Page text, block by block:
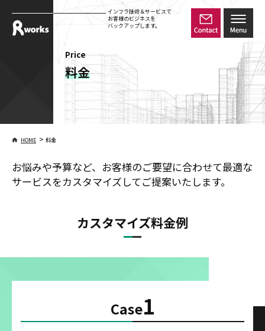
インフラ技術＆サービスで
お客様のビジネスを
バックアップします。
Price
料金
HOME > 料金
お悩みや予算など、お客様のご要望に合わせて最適な
サービスをカスタマイズしてご提案いたします。
カスタマイズ料金例
Case1